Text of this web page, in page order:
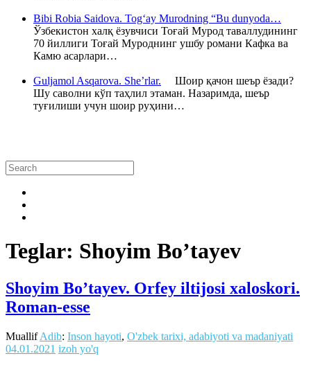
Bibi Robia Saidova. Tog‘ay Murodning “Bu dunyoda…
Ўзбекистон халқ ёзувчиси Тоғай Мурод таваллудининг
70 йиллиги Тоғай Муроднинг ушбу романи Кафка ва
Камю асарлари…
Guljamol Asqarova. She’rlar. Шоир қачон шеър ёзади?
Шу саволни кўп таҳлил этаман. Назаримда, шеър
туғилиши учун шоир руҳини…
Teglar: Shoyim Bo’tayev
Shoyim Bo’tayev. Orfey iltijosi xaloskori.
Roman-esse
MuallifAdib: Inson hayoti, O'zbek tarixi, adabiyoti va madaniyati
04.01.2021 izoh yo'q